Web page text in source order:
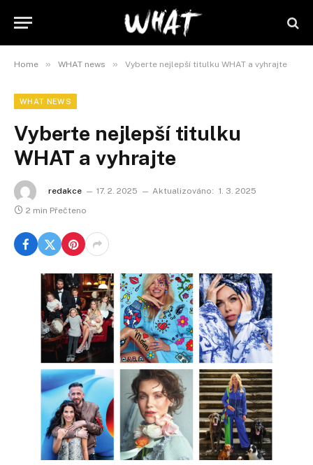
Home » WHAT news » Vyberte nejlepší titulku WHAT a vyhrajte
WHAT NEWS
Vyberte nejlepší titulku
WHAT a vyhrajte
redakce 17. 2. 2025 Aktualizováno: 1. 3. 2025
2 min Přečteno